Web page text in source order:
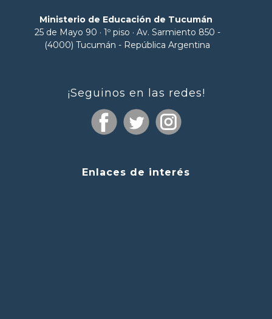
Ministerio de Educación de Tucumán
25 de Mayo 90 · 1º piso · Av. Sarmiento 850 -
(4000) Tucumán - República Argentina
¡Seguinos en las redes!
Enlaces de interés